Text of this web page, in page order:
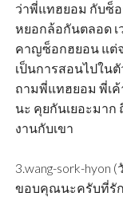
ว่าพี่แทฮยอม กับซ็
หยอกล้อกันตลอด
คาญซ็อกฮยอน แต่
เป็นการสอนไปในตั
ถามพี่แทฮยอม พี่เ
นะ คุยกันเยอะมาก
งานกับเขา
3.wang-sork-hyon
ขอบคุณนะครับที่รัก